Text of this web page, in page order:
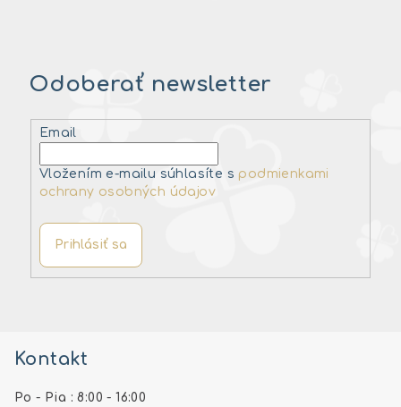
Odoberať newsletter
Email
Vložením e-mailu súhlasíte s podmienkami
ochrany osobných údajov
Prihlásiť sa
Kontakt
Po - Pia : 8:00 - 16:00